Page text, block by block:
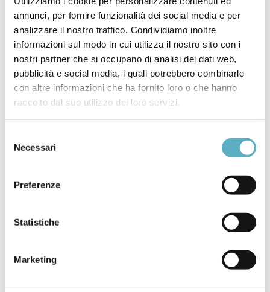
annunci, per fornire funzionalità dei social media e per
analizzare il nostro traffico. Condividiamo inoltre
informazioni sul modo in cui utilizza il nostro sito con i
nostri partner che si occupano di analisi dei dati web,
pubblicità e social media, i quali potrebbero combinarle
con altre informazioni che ha fornito loro o che hanno
raccolto dal suo utilizzo dei loro servizi.
delNecessari
Preferenze
Statistiche
Marketing
Boilers Act, 1923 (come emendato dal Jammu
and Kashmir Reorganization Act, 2019)
Boilers Operation Rules, 2021
Boiler Attendants’ Rules, 2011
Chief Inspectors, Deputy Chief Inspectors and
Inspectors (Qualification and Experience) Rules,
2012
The Boiler Appeal Rules, 2013
Boiler Regulations, 1950
contattateci telefonicamente allo (0535) 26108 oppure